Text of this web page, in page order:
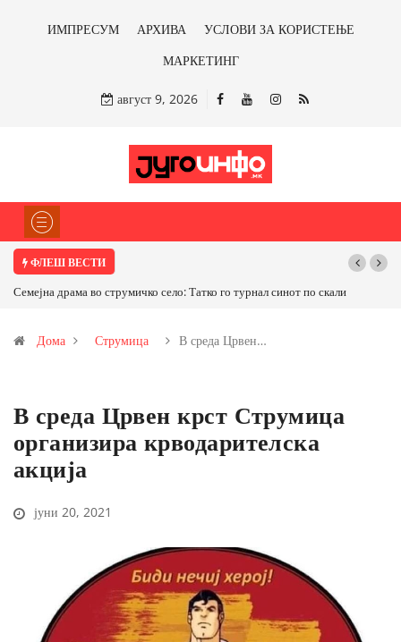
ИМПРЕСУМ АРХИВА
УСЛОВИ ЗА КОРИСТЕЊЕ
МАРКЕТИНГ
август 9, 2026
ФЛЕШ ВЕСТИ
Семејна драма во струмичко село: Татко го турнал синот по скали
Дома Струмица В среда Црвен…
В среда Црвен крст Струмица
организира крводарителска
акција
јуни 20, 2021